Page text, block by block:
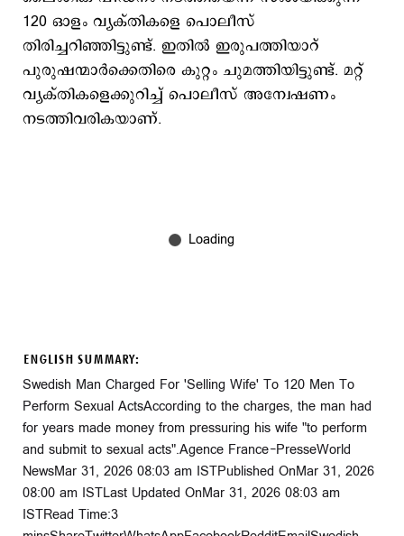
120 ഓളം വ്യക്തികളെ പൊലീസ്
തിരിച്ചറിഞ്ഞിട്ടുണ്ട്. ഇതിൽ ഇരുപത്തിയാറ്
പുരുഷന്മാർക്കെതിരെ കുറ്റം ചുമത്തിയിട്ടുണ്ട്. മറ്റ്
വ്യക്തികളെക്കുറിച്ച് പൊലീസ് അന്വേഷണം
നടത്തിവരികയാണ്.
ENGLISH SUMMARY:
Swedish Man Charged For 'Selling Wife' To 120 Men To
Perform Sexual ActsAccording to the charges, the man had
for years made money from pressuring his wife "to perform
and submit to sexual acts".Agence France-PresseWorld
NewsMar 31, 2026 08:03 am ISTPublished OnMar 31, 2026
08:00 am ISTLast Updated OnMar 31, 2026 08:03 am
ISTRead Time:3